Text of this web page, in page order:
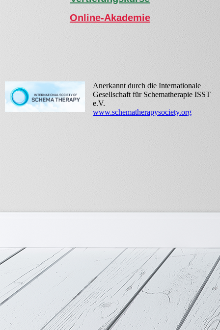
Online-Akademie
Anerkannt durch die Internationale
Gesellschaft für Schematherapie ISST
e.V.
www.schematherapysociety.org